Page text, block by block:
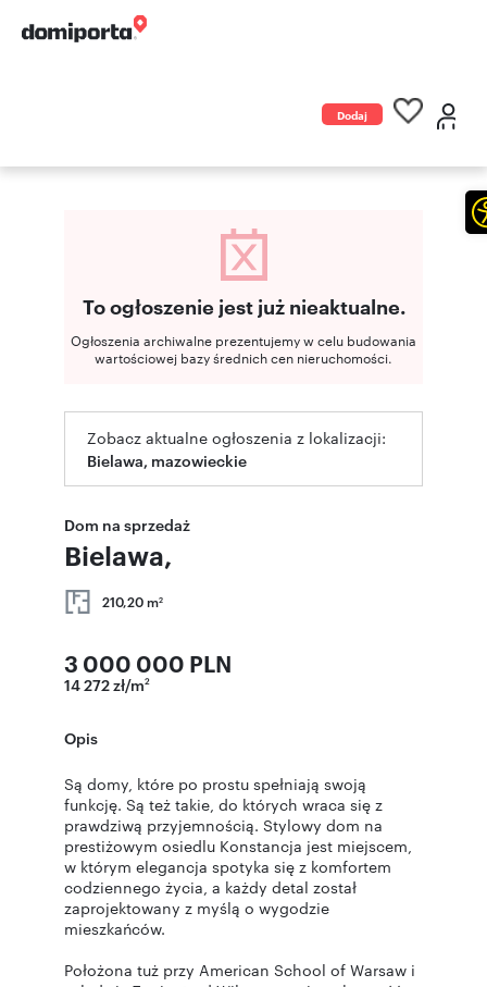
Dodaj
To ogłoszenie jest już nieaktualne.
Ogłoszenia archiwalne prezentujemy w celu budowania
wartościowej bazy średnich cen nieruchomości.
Zobacz aktualne ogłoszenia z lokalizacji:
Bielawa, mazowieckie
Dom na sprzedaż
Bielawa,
210,20 m2
3 000 000 PLN
14 272 zł/m2
Opis
Są domy, które po prostu spełniają swoją
funkcję. Są też takie, do których wraca się z
prawdziwą przyjemnością. Stylowy dom na
prestiżowym osiedlu Konstancja jest miejscem,
w którym elegancja spotyka się z komfortem
codziennego życia, a każdy detal został
zaprojektowany z myślą o wygodzie
mieszkańców.
Położona tuż przy American School of Warsaw i